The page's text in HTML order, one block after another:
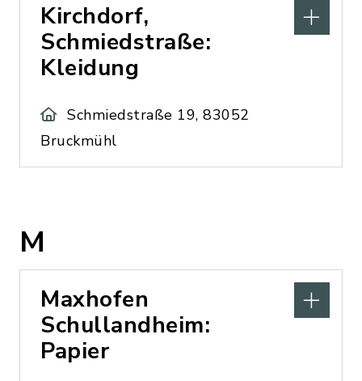
Kirchdorf,
Schmiedstraße:
Kleidung
Schmiedstraße 19, 83052
Bruckmühl
M
Maxhofen
Schullandheim:
Papier